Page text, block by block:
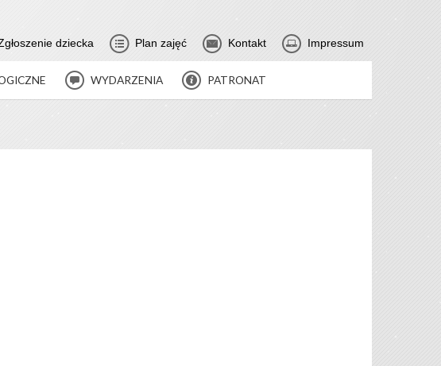
dziecka Plan zajęć Kontakt Impressum
WYDARZENIA PATRONAT